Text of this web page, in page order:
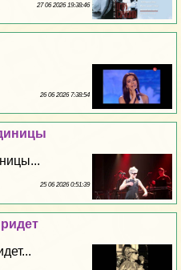
27 06 2026 19:38:46
26 06 2026 7:38:54
25 06 2026 0:51:39